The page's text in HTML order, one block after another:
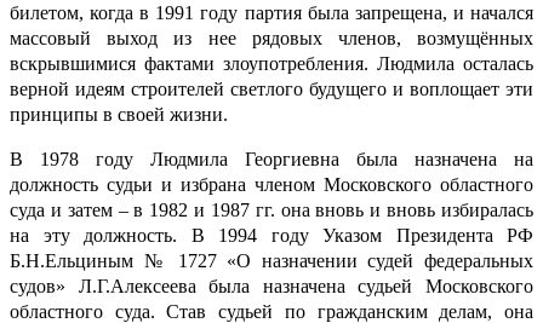
билетом, когда в 1991 году партия была запрещена, и начался
массовый выход из нее рядовых членов, возмущённых
вскрывшимися фактами злоупотребления. Людмила осталась
верной идеям строителей светлого будущего и воплощает эти
принципы в своей жизни.
В 1978 году Людмила Георгиевна была назначена на
должность судьи и избрана членом Московского областного
суда и затем – в 1982 и 1987 гг. она вновь и вновь избиралась
на эту должность. В 1994 году Указом Президента РФ
Б.Н.Ельциным № 1727 «О назначении судей федеральных
судов» Л.Г.Алексеева была назначена судьей Московского
областного суда. Став судьей по гражданским делам, она